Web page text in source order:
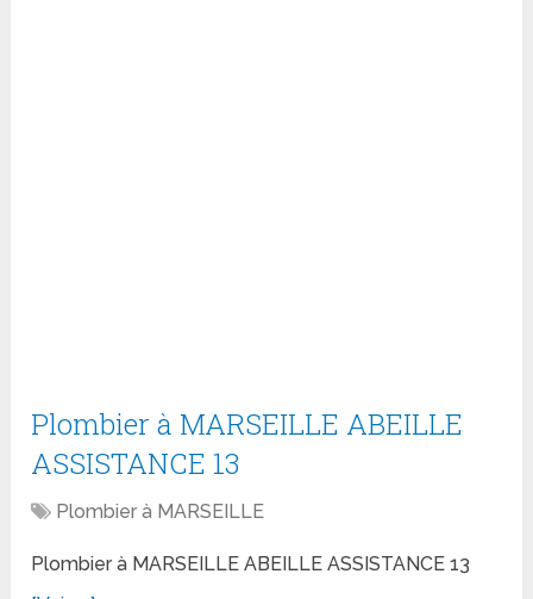
Plombier à MARSEILLE ABEILLE
ASSISTANCE 13
Plombier à MARSEILLE
Plombier à MARSEILLE ABEILLE ASSISTANCE 13